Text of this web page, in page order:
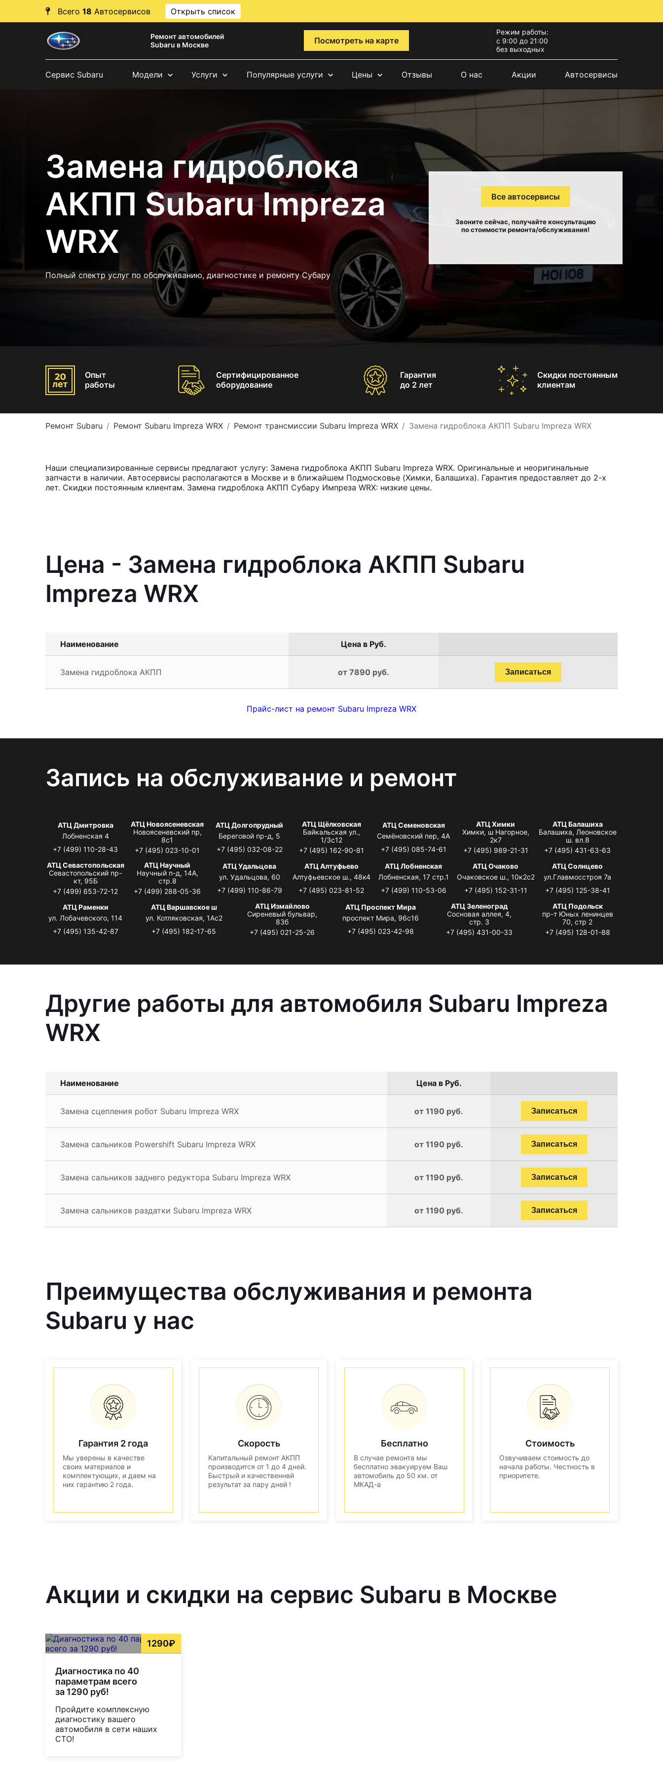
Всего 18 Автосервисов Открыть список
Ремонт автомобилей
Subaru в Москве
Посмотреть на карте
Режим работы:
с 9:00 до 21:00
без выходных
Сервис Subaru Модели Услуги Популярные услуги Цены Отзывы О нас Акции Автосервисы
Замена гидроблока
АКПП Subaru Impreza
WRX
Полный спектр услуг по обслуживанию, диагностике и ремонту Субару
Все автосервисы
Звоните сейчас, получайте консультацию
по стоимости ремонта/обслуживания!
Опыт
работы
Сертифицированное
оборудование
Гарантия
до 2 лет
Скидки постоянным
клиентам
Ремонт Subaru Ремонт Subaru Impreza WRX Ремонт трансмиссии Subaru Impreza WRX Замена гидроблока АКПП Subaru Impreza WRX
Наши специализированные сервисы предлагают услугу: Замена гидроблока АКПП Subaru Impreza WRX. Оригинальные и неоригинальные
запчасти в наличии. Автосервисы располагаются в Москве и в ближайшем Подмосковье (Химки, Балашиха). Гарантия предоставляет до 2-х
лет. Скидки постоянным клиентам. Замена гидроблока АКПП Субару Импреза WRX: низкие цены.
Цена - Замена гидроблока АКПП Subaru
Impreza WRX
Наименование Цена в Руб.
Замена гидроблока АКПП от 7890 руб. Записаться
Прайс-лист на ремонт Subaru Impreza WRX
Запись на обслуживание и ремонт
АТЦ Дмитровка
Лобненская 4
+7 (499) 110-28-43
АТЦ Новоясеневская
Новоясеневский пр,
8с1
+7 (495) 023-10-01
АТЦ Долгопрудный
Береговой пр-д, 5
+7 (495) 032-08-22
АТЦ Щёлковская
Байкальская ул.,
1/3с12
+7 (495) 162-90-81
АТЦ Семеновская
Семёновский пер, 4А
+7 (495) 085-74-61
АТЦ Химки
Химки, ш Нагорное,
2к7
+7 (495) 989-21-31
АТЦ Балашиха
Балашиха, Леоновское
ш. вл.8
+7 (495) 431-63-63
АТЦ Севастопольская
Севастопольский пр-
кт, 95Б
+7 (499) 653-72-12
АТЦ Научный
Научный п-д, 14А,
стр.8
+7 (499) 288-05-36
АТЦ Удальцова
ул. Удальцова, 60
+7 (499) 110-86-79
АТЦ Алтуфьево
Алтуфьевское ш., 48к4
+7 (495) 023-81-52
АТЦ Лобненская
Лобненская, 17 стр.1
+7 (499) 110-53-06
АТЦ Очаково
Очаковское ш., 10к2с2
+7 (495) 152-31-11
АТЦ Солнцево
ул.Главмосстроя 7а
+7 (495) 125-38-41
АТЦ Раменки
ул. Лобачевского, 114
+7 (495) 135-42-87
АТЦ Варшавское ш
ул. Котляковская, 1Ас2
+7 (495) 182-17-65
АТЦ Измайлово
Сиреневый бульвар,
83б
+7 (495) 021-25-26
АТЦ Проспект Мира
проспект Мира, 96с16
+7 (495) 023-42-98
АТЦ Зеленоград
Сосновая аллея, 4,
стр. 3
+7 (495) 431-00-33
АТЦ Подольск
пр-т Юных ленинцев
70, стр 2
+7 (495) 128-01-88
Другие работы для автомобиля Subaru Impreza
WRX
Наименование Цена в Руб.
Замена сцепления робот Subaru Impreza WRX от 1190 руб. Записаться
Замена сальников Powershift Subaru Impreza WRX от 1190 руб. Записаться
Замена сальников заднего редуктора Subaru Impreza WRX от 1190 руб. Записаться
Замена сальников раздатки Subaru Impreza WRX от 1190 руб. Записаться
Преимущества обслуживания и ремонта
Subaru у нас
Гарантия 2 года
Мы уверены в качестве
своих материалов и
комплектующих, и даем на
них гарантию 2 года.
Скорость
Капитальный ремонт АКПП
производится от 1 до 4 дней.
Быстрый и качественнвй
результат за пару дней !
Бесплатно
В случае ремонта мы
бесплатно эвакуируем Ваш
автомобиль до 50 км. от
МКАД-а
Стоимость
Озвучиваем стоимость до
начала работы. Честность в
приоритете.
Акции и скидки на сервис Subaru в Москве
1290₽
Диагностика по 40
параметрам всего
за 1290 руб!
Пройдите комплексную
диагностику вашего
автомобиля в сети наших
СТО!